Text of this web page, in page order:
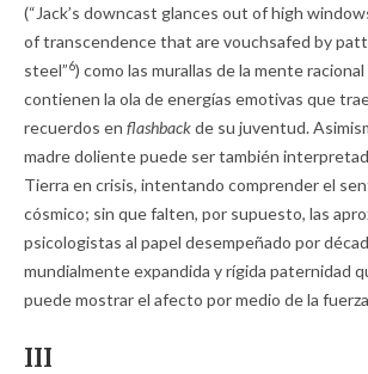
(“Jack’s downcast glances out of high
of transcendence that are vouchsafed by
steel”6) como las murallas de la mente
contienen la ola de energías emotivas que
recuerdos en flashbackde su juventud.
madre doliente puede ser también
Tierra en crisis, intentando comprender el
cósmico; sin que falten, por supuesto, las
psicologistas al papel desempeñado por
mundialmente expandida y rígida paternidad
puede mostrar el afecto por medio de la
III